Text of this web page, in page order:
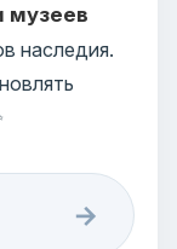
музеев
наследия.
→